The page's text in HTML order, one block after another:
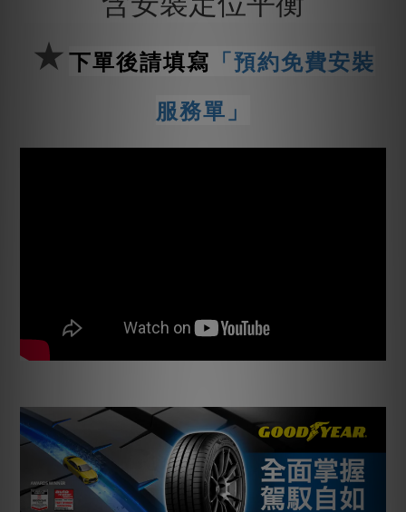
★下單後請填寫 「預約免費安裝
服務單」